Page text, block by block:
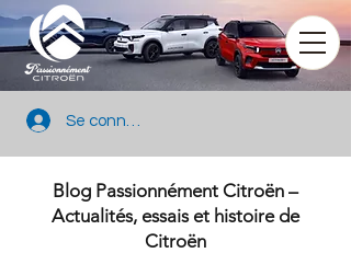
Se connecter
Blog Passionnément Citroën –
Actualités, essais et histoire de
Citroën